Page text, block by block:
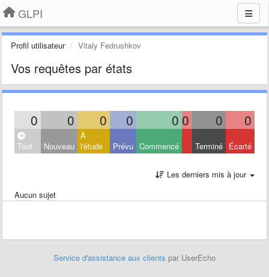
GLPI
Profil utilisateur Vitaly Fedrushkov
Vos requêtes par états
0 0 0 0 0 0 0 0
Tout Nouveau
À
l'étude
Prévu Commencé Terminé Écarté
Les derniers mis à jour
Aucun sujet
Service d'assistance aux clients par UserEcho